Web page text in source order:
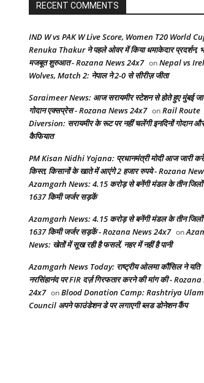
RECENT COMMENTS
IND W vs PAK W Live Score, Women T20 World
Renuka Thakur ने पहले ओवर में किया धमाकेदार प्रदर्शन,
मजबूत शुरुआत - Rozana News 24x7 onNepal vs
Wolves, Match 2: नेपाल ने 2-0 से सीरीज़ जीता
Saraimeer News: आज सरायमीर स्टेशन से होते हुए मुंबई
गोदान एक्सप्रेस - Rozana News 24x7 onRail Route
Diversion: सरायमीर के रूट पर नहीं चलेंगी इनदिनों गोदान और
कैफियात
PM Kisan Nidhi Yojana: प्रधानमंत्री मोदी आज जारी
किस्त, किसानों के खाते में आएंगे 2 हजार रुपये - Rozana
Azamgarh News: 4.15 करोड़ से बनेंगी मंडल के तीन जिलों
1637 किमी जर्जर सड़कें
Azamgarh News: 4.15 करोड़ से बनेंगी मंडल के तीन जिलों
1637 किमी जर्जर सड़कें - Rozana News 24x7 on
News: खेतों में सूख रही है फसलें, नहर में नहीं है पानी
Azamgarh News Today: राष्ट्रीय ओलमा कौंसिल ने यति
नरसिंहानंद पर FIR दर्ज़ गिरफतार करने की मांग की -
24x7 onBlood Donation Camp: Rashtriya
Council अपने फाउंडेशन डे पर लगाएगी ब्लड डोनेशन कैंप